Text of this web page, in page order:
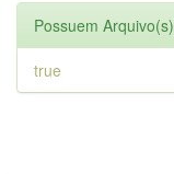
Possuem Arquivo(s)
true